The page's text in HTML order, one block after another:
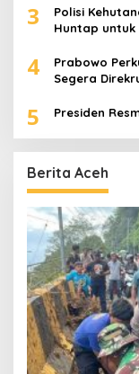
3
Polisi
Huntap untuk
4
Prabowo
Segera
5 Presiden
Berita Aceh